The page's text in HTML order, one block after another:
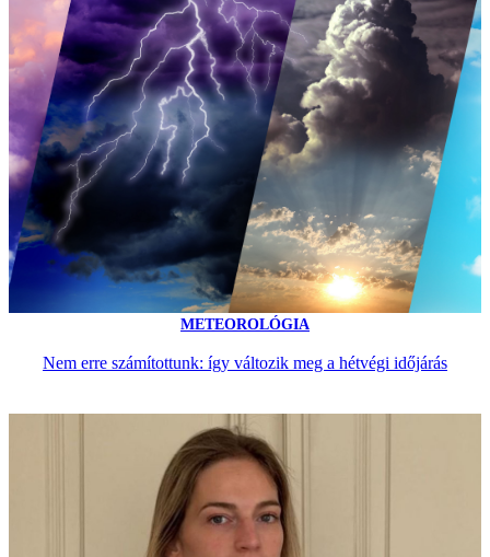
METEOROLÓGIA
Nem erre számítottunk: így változik meg a hétvégi időjárás